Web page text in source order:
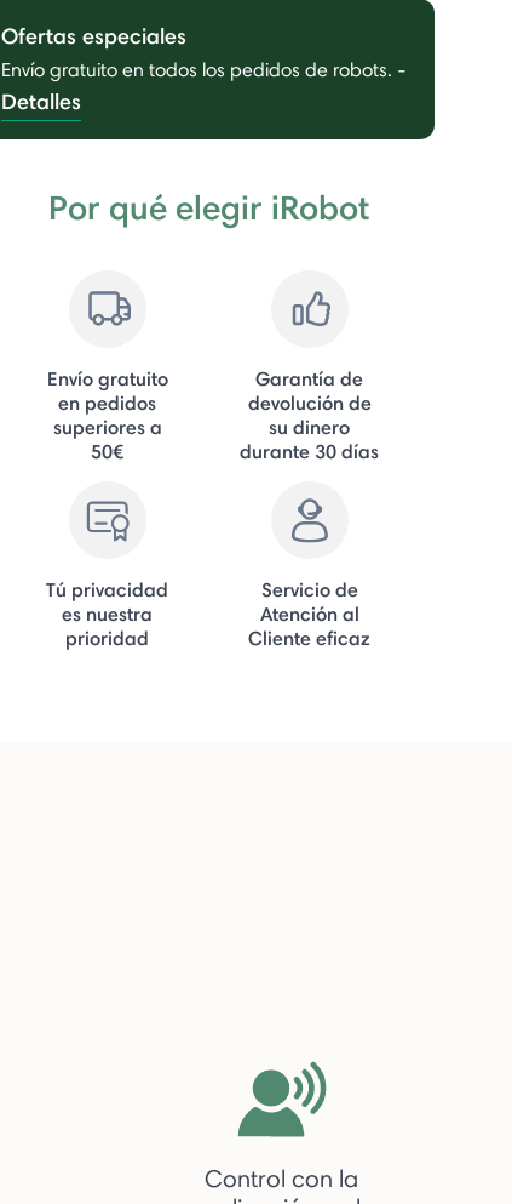
Ofertas especiales
Envío gratuito en todos los pedidos de robots. -
Detalles
Por qué elegir iRobot
Envío gratuito
en pedidos
superiores a
50€
Garantía de
devolución de
su dinero
durante 30 días
Tú privacidad
es nuestra
prioridad
Servicio de
Atención al
Cliente eficaz
Control con la